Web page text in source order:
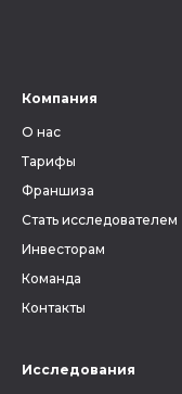
Компания
О нас
Тарифы
Франшиза
Стать исследователем
Инвесторам
Команда
Контакты
Исследования